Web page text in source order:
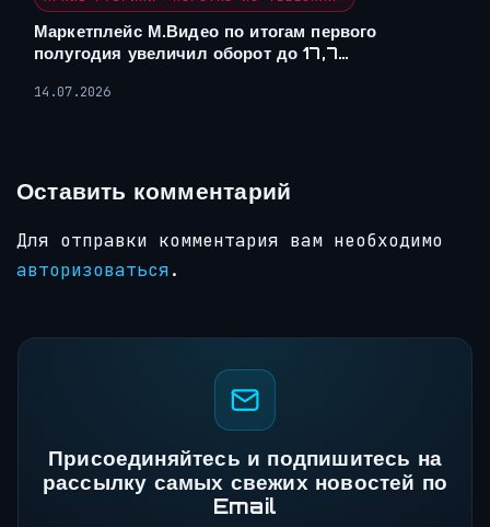
Маркетплейс М.Видео по итогам первого
полугодия увеличил оборот до 17,7…
14.07.2026
Оставить комментарий
Для отправки комментария вам необходимо
авторизоваться.
Присоединяйтесь и подпишитесь на
рассылку самых свежих новостей по
Email